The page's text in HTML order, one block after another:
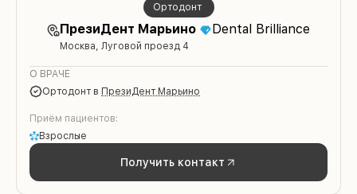
Ортодонт
ПрезиДент Марьино Dental Brilliance
Москва, Луговой проезд 4
О ВРАЧЕ
Ортодонт в ПрезиДент Марьино
Приём пациентов:
Взрослые
Получить контакт